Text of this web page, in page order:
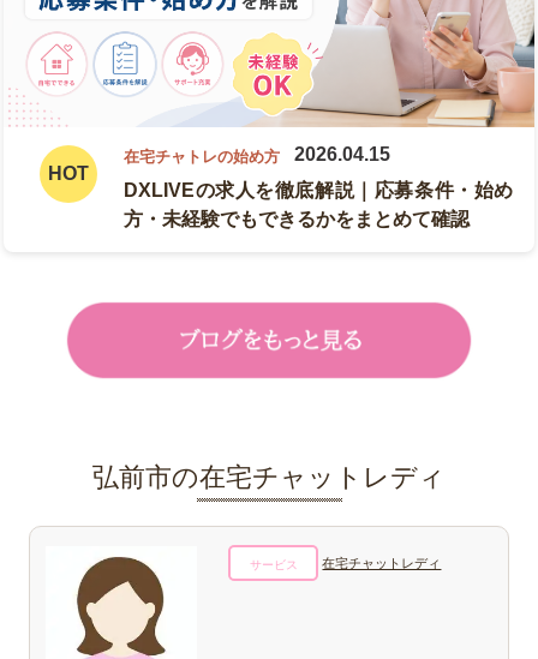
在宅チャトレの始め方
2026.04.15
DXLIVEの求人を徹底解説｜応募条件・始め
方・未経験でもできるかをまとめて確認
弘前市の在宅チャットレディ
サービス 在宅チャットレディ